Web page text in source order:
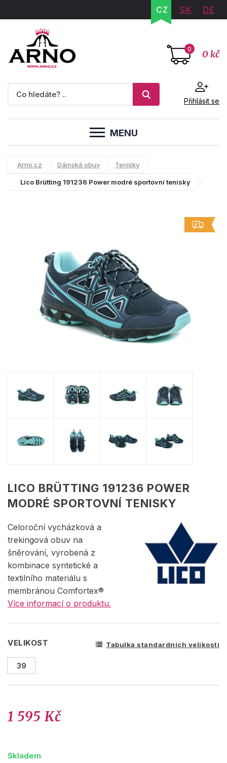
CZ SK DE
0 0 kč
Přihlásit se
MENU
Arno.cz Dámská obuv Tenisky
Lico Brütting 191236 Power modré sportovní tenisky
LICO BRÜTTING 191236 POWER
MODRÉ SPORTOVNÍ TENISKY
Celoroční vycházková a
trekingová obuv na
šněrování, vyrobená z
kombinace syntetické a
textilního materiálu s
membránou Comfortex®
Více informací o produktu.
VELIKOST Tabulka standardních velikostí
39
1 595 Kč
Skladem